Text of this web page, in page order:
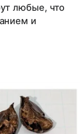
любые, что
и